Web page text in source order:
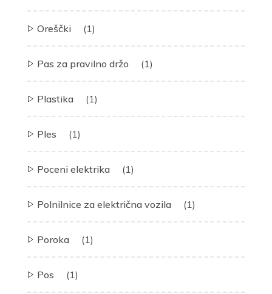
Oreščki (1)
Pas za pravilno držo (1)
Plastika (1)
Ples (1)
Poceni elektrika (1)
Polnilnice za električna vozila (1)
Poroka (1)
Pos (1)